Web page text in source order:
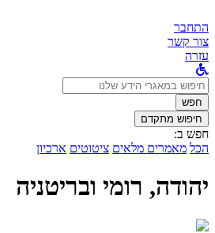
התחבר
צור קשר
עזרה
לחפש
ב:חפש
חיפוש מתקדם
חפש ב:
הכל מאמרים מלאים ציטוטים ארכיון
יהודה, רומי ובריטניה